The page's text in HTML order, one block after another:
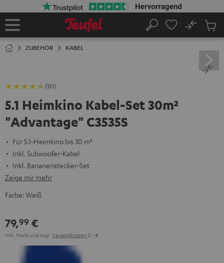
Startseite
Suche
No
ZUBEHÖR KABEL
(151)
5.1 Heimkino Kabel-Set 30m²
"Advantage" C3535S
Für 5.1‑Heimkino bis 30 m²
Inkl. Subwoofer‑Kabel
Inkl. Bananenstecker‑Set
Zeige mir mehr
Farbe: Weiß
79,99 €
Inkl. MwSt und zzgl. Versandkosten 0,‐ €